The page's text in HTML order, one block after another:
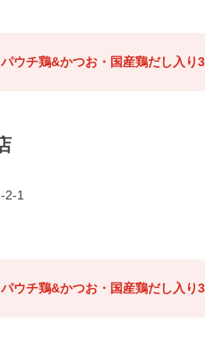
ウチ鶏&かつお・国産鶏だし入り
2-1
ウチ鶏&かつお・国産鶏だし入り